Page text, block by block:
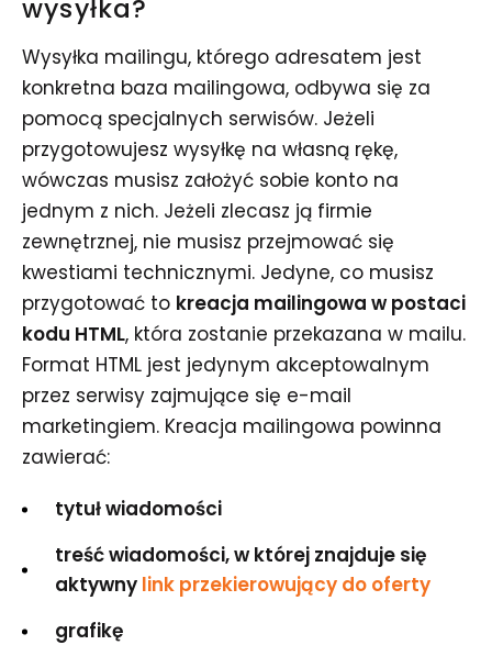
wysyłka?
Wysyłka mailingu, którego adresatem jest
konkretna baza mailingowa, odbywa się za
pomocą specjalnych serwisów. Jeżeli
przygotowujesz wysyłkę na własną rękę,
wówczas musisz założyć sobie konto na
jednym z nich. Jeżeli zlecasz ją firmie
zewnętrznej, nie musisz przejmować się
kwestiami technicznymi. Jedyne, co musisz
przygotować to kreacja mailingowa w postaci
kodu HTML, która zostanie przekazana w mailu.
Format HTML jest jedynym akceptowalnym
przez serwisy zajmujące się e-mail
marketingiem. Kreacja mailingowa powinna
zawierać:
tytuł wiadomości
treść wiadomości, w której znajduje się
aktywny link przekierowujący do oferty
grafikę